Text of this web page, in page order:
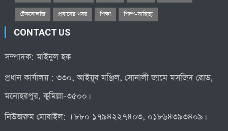
টেকনোলজি প্রবাসের খবর শিক্ষা শিল্প-সাহিত্য
CONTACT US
সম্পাদক: মাইনুল হক
প্রধান কার্যালয় : ৩৩০, আইয়ূব মঞ্জিল, সোনালী জামে মসজিদ রোড,
মনোহরপুর, কুমিল্লা-৩৫০০।
নিউজরুম মোবাইল: +৮৮০ ১৭৯৪২২৭৪০৩, ০১৮৬৪৩৯৩৪০৯।